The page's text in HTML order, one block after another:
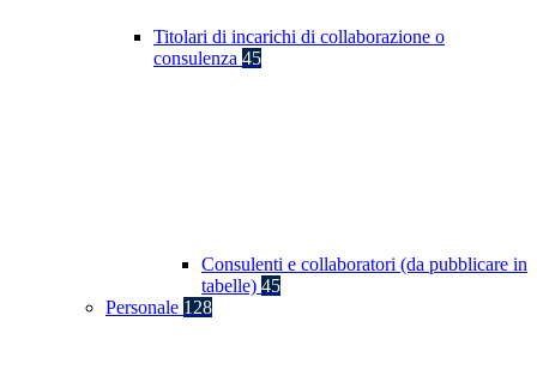
Titolari di incarichi di collaborazione o
consulenza 45
Consulenti e collaboratori (da pubblicare in
tabelle) 45
Personale 128